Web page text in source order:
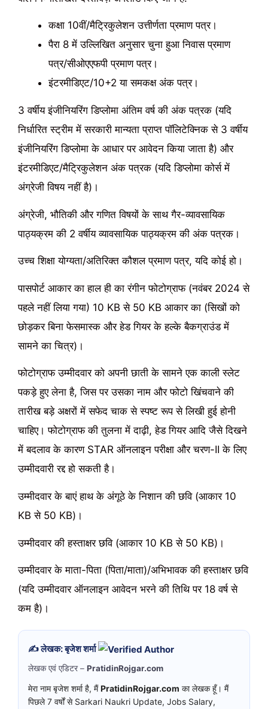
कक्षा 10वीं/मैट्रिकुलेशन उत्तीर्णता प्रमाण पत्र।
पैरा 8 में उल्लिखित अनुसार चुना हुआ निवास प्रमाण
पत्र/सीओएएफपी प्रमाण पत्र।
इंटरमीडिएट/10+2 या समकक्ष अंक पत्र।
3 वर्षीय इंजीनियरिंग डिप्लोमा अंतिम वर्ष की अंक पत्रक (यदि
निर्धारित स्ट्रीम में सरकारी मान्यता प्राप्त पॉलिटेक्निक से 3 वर्षीय
इंजीनियरिंग डिप्लोमा के आधार पर आवेदन किया जाता है) और
इंटरमीडिएट/मैट्रिकुलेशन अंक पत्रक (यदि डिप्लोमा कोर्स में
अंग्रेजी विषय नहीं है)।
अंग्रेजी, भौतिकी और गणित विषयों के साथ गैर-व्यावसायिक
पाठ्यक्रम की 2 वर्षीय व्यावसायिक पाठ्यक्रम की अंक पत्रक।
उच्च शिक्षा योग्यता/अतिरिक्त कौशल प्रमाण पत्र, यदि कोई हो।
पासपोर्ट आकार का हाल ही का रंगीन फोटोग्राफ (नवंबर 2024 से
पहले नहीं लिया गया) 10 KB से 50 KB आकार का (सिखों को
छोड़कर बिना फेसमास्क और हेड गियर के हल्के बैकग्राउंड में
सामने का चित्र)।
फोटोग्राफ उम्मीदवार को अपनी छाती के सामने एक काली स्लेट
पकड़े हुए लेना है, जिस पर उसका नाम और फोटो खिंचवाने की
तारीख बड़े अक्षरों में सफेद चाक से स्पष्ट रूप से लिखी हुई होनी
चाहिए। फोटोग्राफ की तुलना में दाढ़ी, हेड गियर आदि जैसे दिखने
में बदलाव के कारण STAR ऑनलाइन परीक्षा और चरण-II के लिए
उम्मीदवारी रद्द हो सकती है।
उम्मीदवार के बाएं हाथ के अंगूठे के निशान की छवि (आकार 10
KB से 50 KB)।
उम्मीदवार की हस्ताक्षर छवि (आकार 10 KB से 50 KB)।
उम्मीदवार के माता-पिता (पिता/माता)/अभिभावक की हस्ताक्षर छवि
(यदि उम्मीदवार ऑनलाइन आवेदन भरने की तिथि पर 18 वर्ष से
कम है)।
✍️ लेखक: बृजेश शर्मा
लेखक एवं एडिटर – PratidinRojgar.com
मेरा नाम बृजेश शर्मा है, मैंPratidinRojgar.com का लेखक हूँ। मैं
पिछले 7 वर्षों से Sarkari Naukri Update, Jobs Salary,